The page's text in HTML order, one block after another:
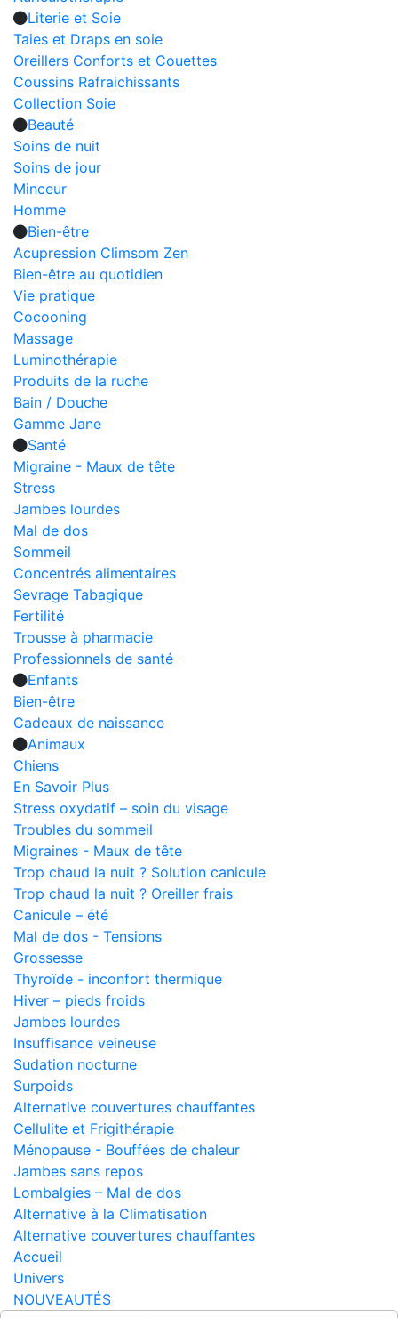
Literie et Soie
Taies et Draps en soie
Oreillers Conforts et Couettes
Coussins Rafraichissants
Collection Soie
Beauté
Soins de nuit
Soins de jour
Minceur
Homme
Bien-être
Acupression Climsom Zen
Bien-être au quotidien
Vie pratique
Cocooning
Massage
Luminothérapie
Produits de la ruche
Bain / Douche
Gamme Jane
Santé
Migraine - Maux de tête
Stress
Jambes lourdes
Mal de dos
Sommeil
Concentrés alimentaires
Sevrage Tabagique
Fertilité
Trousse à pharmacie
Professionnels de santé
Enfants
Bien-être
Cadeaux de naissance
Animaux
Chiens
En Savoir Plus
Stress oxydatif – soin du visage
Troubles du sommeil
Migraines - Maux de tête
Trop chaud la nuit ? Solution canicule
Trop chaud la nuit ? Oreiller frais
Canicule – été
Mal de dos - Tensions
Grossesse
Thyroïde - inconfort thermique
Hiver – pieds froids
Jambes lourdes
Insuffisance veineuse
Sudation nocturne
Surpoids
Alternative couvertures chauffantes
Cellulite et Frigithérapie
Ménopause - Bouffées de chaleur
Jambes sans repos
Lombalgies – Mal de dos
Alternative à la Climatisation
Alternative couvertures chauffantes
Accueil
Univers
NOUVEAUTÉS